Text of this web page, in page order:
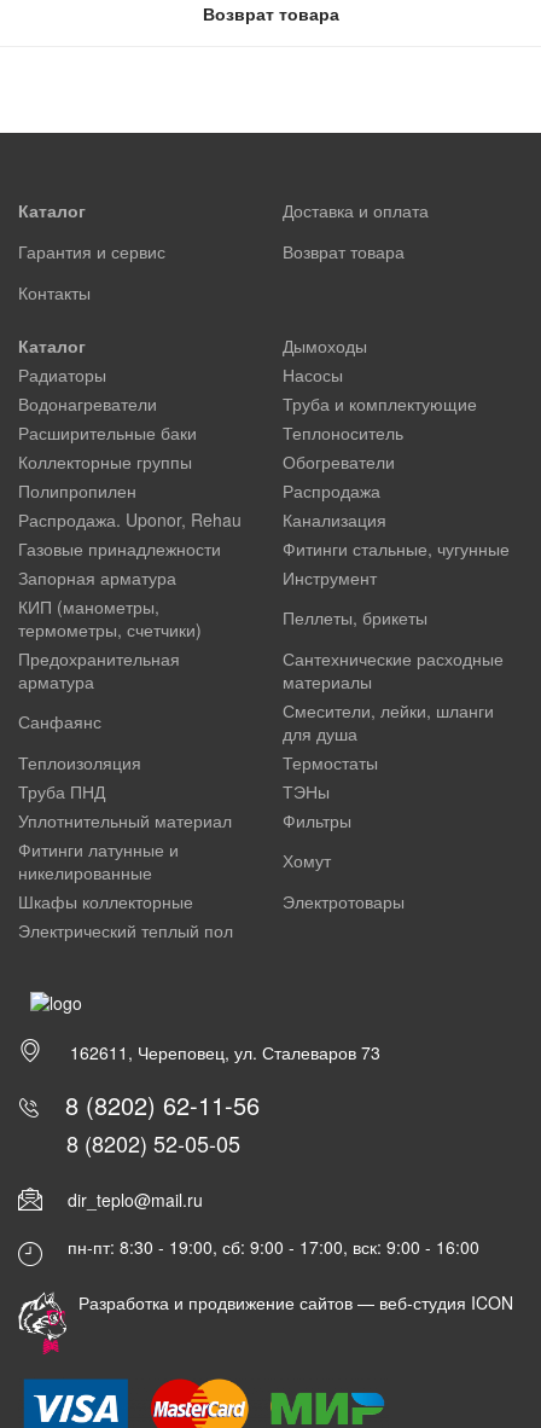
Возврат товара
Каталог
Доставка и оплата
Гарантия и сервис
Возврат товара
Контакты
Каталог
Дымоходы
Радиаторы
Насосы
Водонагреватели
Труба и комплектующие
Расширительные баки
Теплоноситель
Коллекторные группы
Обогреватели
Полипропилен
Распродажа
Распродажа. Uponor, Rehau
Канализация
Газовые принадлежности
Фитинги стальные, чугунные
Запорная арматура
Инструмент
КИП (манометры,
термометры, счетчики)
Пеллеты, брикеты
Предохранительная
арматура
Сантехнические расходные
материалы
Санфаянс
Смесители, лейки, шланги
для душа
Теплоизоляция
Термостаты
Труба ПНД
ТЭНы
Уплотнительный материал
Фильтры
Фитинги латунные и
никелированные
Хомут
Шкафы коллекторные
Электротовары
Электрический теплый пол
162611, Череповец, ул. Сталеваров 73
8 (8202) 62-11-56
8 (8202) 52-05-05
dir_teplo@mail.ru
пн-пт: 8:30 - 19:00, сб: 9:00 - 17:00, вск: 9:00 - 16:00
Разработка и продвижение сайтов — веб-студия ICON